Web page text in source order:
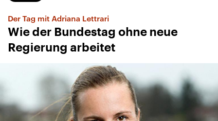
Der Tag mit Adriana Lettrari
Wie der Bundestag ohne neue
Regierung arbeitet